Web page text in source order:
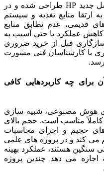
این کارت بیشتر برای سرورهای نسل جدید HP طراحی شده و در
منابع تغذیه و سیستم
قدیمی، عدم تطابق منابع
عملکرد یا حتی آسیب به
قبل از خرید ضروری
با کارشناسان فنی مشورت
40 گیگابایت آن برای چه کاربردهایی کافی
هوش مصنوعی، شبیه سازی
کاملاً مناسب است. حجم بالای
حجیم و اجرای محاسبات
کند و در پروژه های علمی
سنگین هستند، عملکرد بهینه
اجازه می دهد چندین پروژه